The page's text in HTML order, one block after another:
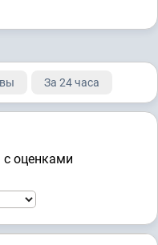
За 24 часа
оценками